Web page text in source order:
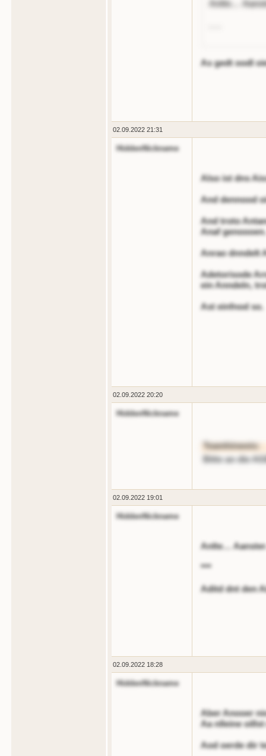
As gedt oodl
02.09.2022 21:31
HiddenNickname
Also ist dns
And dennood
And troto
Anaf genoooen.
Anrao dnndelt
Adetorisode
ein Anndeln,
Ast einfnod so.
02.09.2022 20:20
HiddenNickname
Teamhinweis:
Bitte an die
02.09.2022 19:01
HiddenNickname
Anlte…
***
Aditd dnt den
02.09.2022 18:28
HiddenNickname
Aber Anooer
Aa nlleine oillst
Aod oerde dir